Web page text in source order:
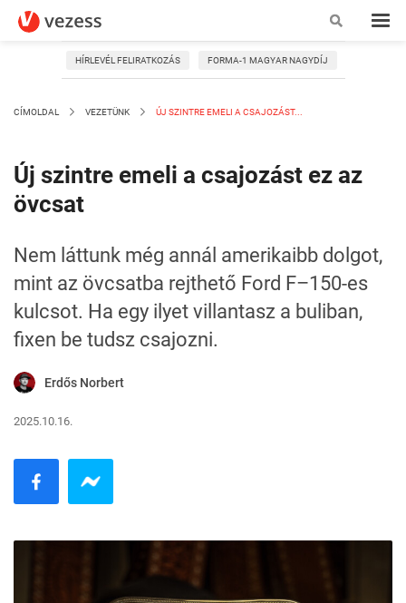
HÍRLEVÉL FELIRATKOZÁS FORMA-1 MAGYAR NAGYDÍJ
CÍMOLDAL VEZETÜNK ÚJ SZINTRE EMELI A CSAJOZÁST...
Új szintre emeli a csajozást ez az
övcsat
Nem láttunk még annál amerikaibb dolgot,
mint az övcsatba rejthető Ford F–150-es
kulcsot. Ha egy ilyet villantasz a buliban,
fixen be tudsz csajozni.
Erdős Norbert
2025.10.16.